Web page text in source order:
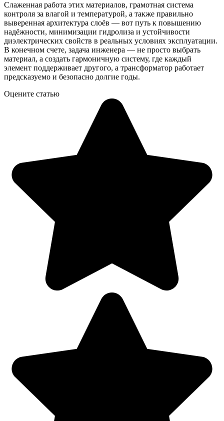
Слаженная работа этих материалов, грамотная система
контроля за влагой и температурой, а также правильно
выверенная архитектура слоёв — вот путь к повышению
надёжности, минимизации гидролиза и устойчивости
диэлектрических свойств в реальных условиях эксплуатации.
В конечном счете, задача инженера — не просто выбрать
материал, а создать гармоничную систему, где каждый
элемент поддерживает другого, а трансформатор работает
предсказуемо и безопасно долгие годы.
Оцените статью